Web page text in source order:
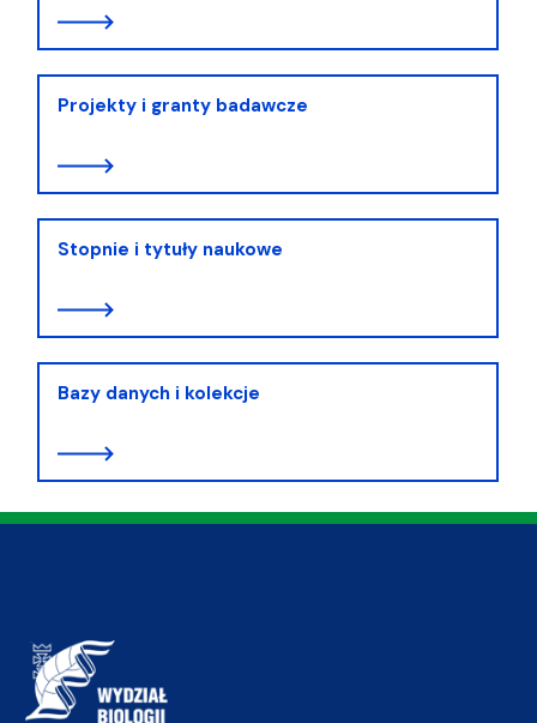
Projekty i granty badawcze
Stopnie i tytuły naukowe
Bazy danych i kolekcje